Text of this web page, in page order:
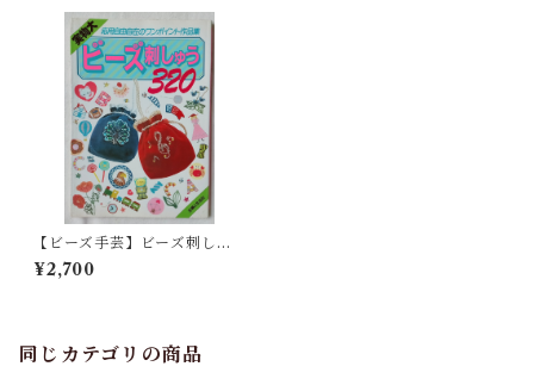
【ビーズ手芸】ビーズ刺しゅ
う320（昭和58年）
¥2,700
同じカテゴリの商品